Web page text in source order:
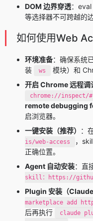
DOM 边界穿透：eval
等选择器不可跨越的边
如何使用Web
环境准备：确保系统
装
ws
模块）和
开启 Chrome 远程调
chrome://inspect/
remote debugging
启浏览器。
一键安装（推荐）
：
is/web-access
，
正确位置。
Agent 自动安装：直
skill：https://
Plugin 安装（Claude
marketplace add
后再执行
claude